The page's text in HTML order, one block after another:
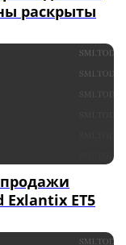
раскрыты
Exlantix ET5